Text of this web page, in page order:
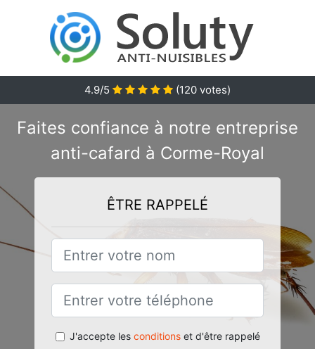
4.9/5 (120 votes)
Faites confiance à notre entreprise
anti-cafard à Corme-Royal
ÊTRE RAPPELÉ
J'accepte les conditionset d'être rappelé